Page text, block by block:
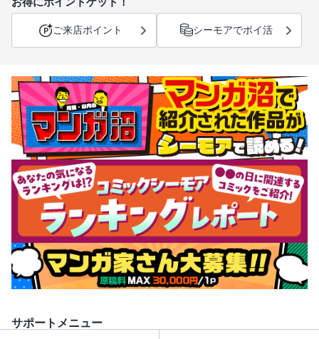
ご来店ポイント シーモアでポイ活
サポートメニュー